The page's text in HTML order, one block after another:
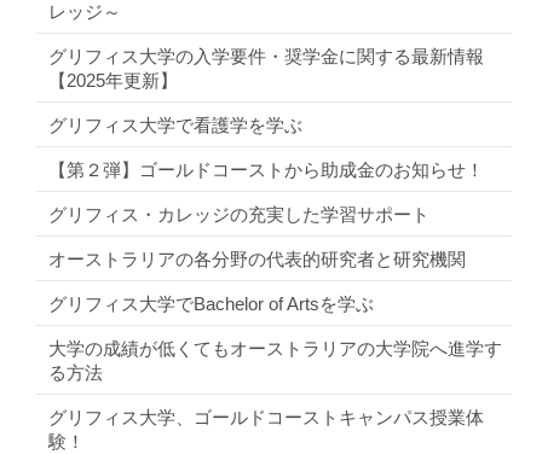
レッジ～
グリフィス大学の入学要件・奨学金に関する最新情報
【2025年更新】
グリフィス大学で看護学を学ぶ
【第２弾】ゴールドコーストから助成金のお知らせ！
グリフィス・カレッジの充実した学習サポート
オーストラリアの各分野の代表的研究者と研究機関
グリフィス大学でBachelor of Artsを学ぶ
大学の成績が低くてもオーストラリアの大学院へ進学す
る方法
グリフィス大学、ゴールドコーストキャンパス授業体
験！